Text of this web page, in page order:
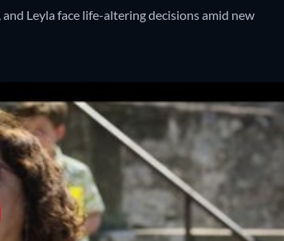
Leyla face life-altering decisions amid new